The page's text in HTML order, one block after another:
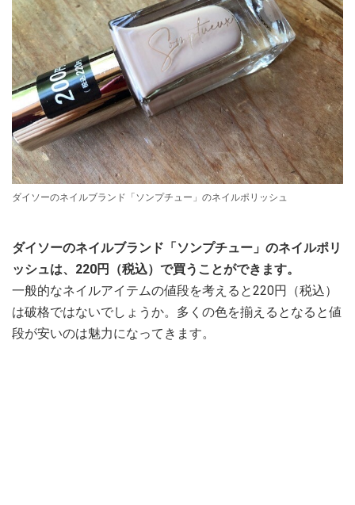
ダイソーのネイルブランド「ソンプチュー」のネイルポリッシュ
ダイソーのネイルブランド「ソンプチュー」のネイルポリ
ッシュは、220円（税込）で買うことができます。
一般的なネイルアイテムの値段を考えると220円（税込）
は破格ではないでしょうか。多くの色を揃えるとなると値
段が安いのは魅力になってきます。